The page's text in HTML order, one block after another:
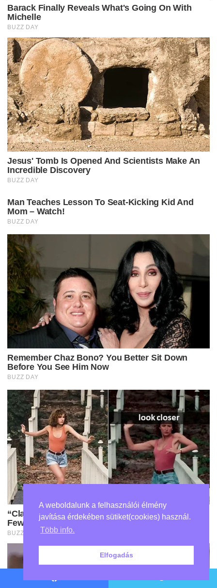
A weboldalunk a felhasználói élmény
javítása érdekében sütiket(cookies) használ.
Több info.
Elfogadás